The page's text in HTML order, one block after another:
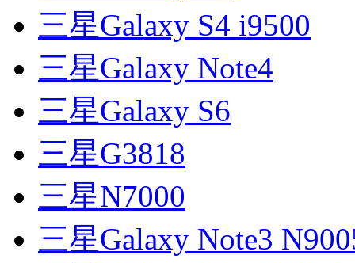
三星Galaxy S4 i9500
三星Galaxy Note4
三星Galaxy S6
三星G3818
三星N7000
三星Galaxy Note3